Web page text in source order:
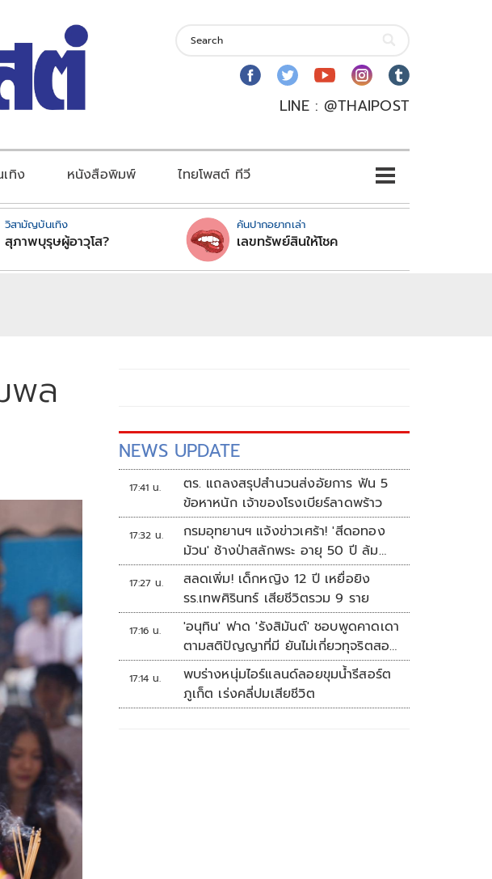
LINE : @THAIPOST
ทิง หนังสือพิมพ์ ไทยโพสต์ ทีวี
วิสามัญบันเทิง
สุภาพบุรุษผู้อาวุโส?
คันปากอยากเล่า
เลขทรัพย์สินให้โชค
พล
NEWS UPDATE
17:41 น.
ตร. แถลงสรุปสำนวนส่งอัยการ ฟัน 5
ข้อหาหนัก เจ้าของโรงเบียร์ลาดพร้าว
17:32 น.
กรมอุทยานฯ แจ้งข่าวเศร้า! 'สีดอทอง
ม้วน' ช้างป่าสลักพระ อายุ 50 ปี ล้ม
แล้ว
17:27 น.
สลดเพิ่ม! เด็กหญิง 12 ปี เหยื่อยิง
รร.เทพศิรินทร์ เสียชีวิตรวม 9 ราย
17:16 น.
'อนุทิน' ฟาด 'รังสิมันต์' ชอบพูดคาดเดา
ตามสติปัญญาที่มี ยันไม่เกี่ยวทุจริตสอบ
ท้องถิ่น
17:14 น.
พบร่างหนุ่มไอร์แลนด์ลอยขุมน้ำรีสอร์ต
ภูเก็ต เร่งคลี่ปมเสียชีวิต